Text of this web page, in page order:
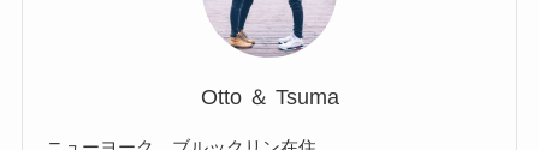
Otto ＆ Tsuma